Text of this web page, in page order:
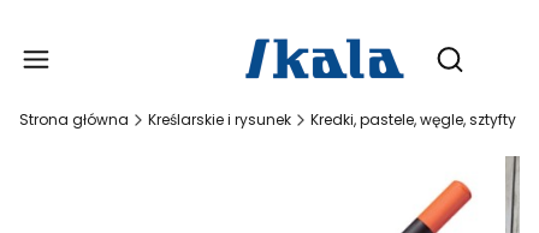
Otwórz
Strona główna Kreślarskie i rysunek Kredki, pastele, węgle, sztyfty